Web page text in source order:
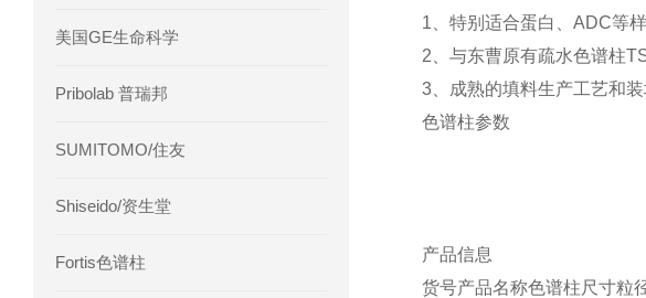
美国GE生命科学
Pribolab 普瑞邦
SUMITOMO/住友
Shiseido/资生堂
Fortis色谱柱
1、特别适合蛋白、ADC等
2、与东曹原有疏水色谱柱
3、成熟的填料生产工艺和
色谱柱参数
产品信息
货号产品名称色谱柱尺寸粒